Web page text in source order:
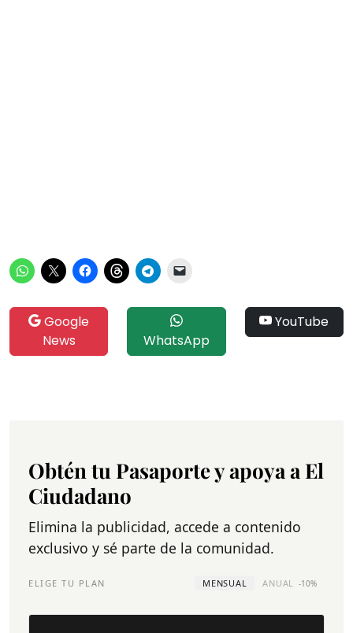
Google
News
WhatsApp
YouTube
Obtén tu Pasaporte y apoya a El
Ciudadano
Elimina la publicidad, accede a contenido
exclusivo y sé parte de la comunidad.
ELIGE TU PLAN MENSUAL ANUAL -10%